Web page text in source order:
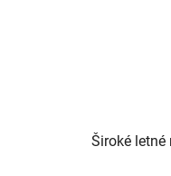
Široké letné